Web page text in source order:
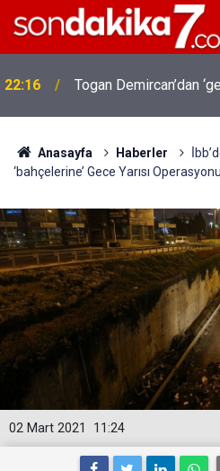
19:32 Sıcak Havalarda
Anasayfa Haberler
‘bahçelerine’ Gece Yarısı Operasyonu
11:24
02 Mart 2021